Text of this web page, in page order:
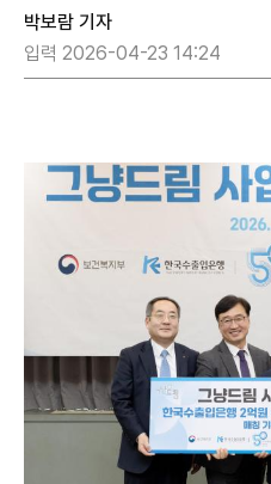
박보람 기자
입력 2026-04-23 14:24